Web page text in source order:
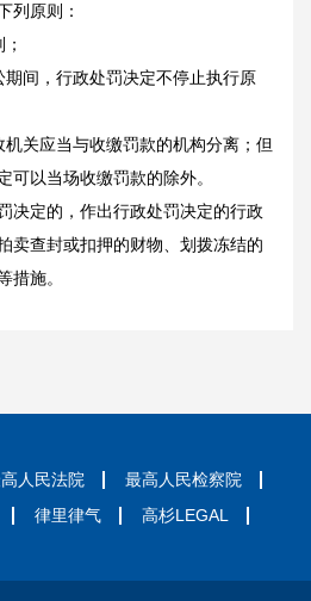
列原则：
期间，行政处罚决定不停止执行原
机关应当与收缴罚款的机构分离；但
可以当场收缴罚款的除外。
决定的，作出行政处罚决定的行政
卖查封或扣押的财物、划拨冻结的
措施。
人民法院
最高人民检察院
律里律气
高杉LEGAL